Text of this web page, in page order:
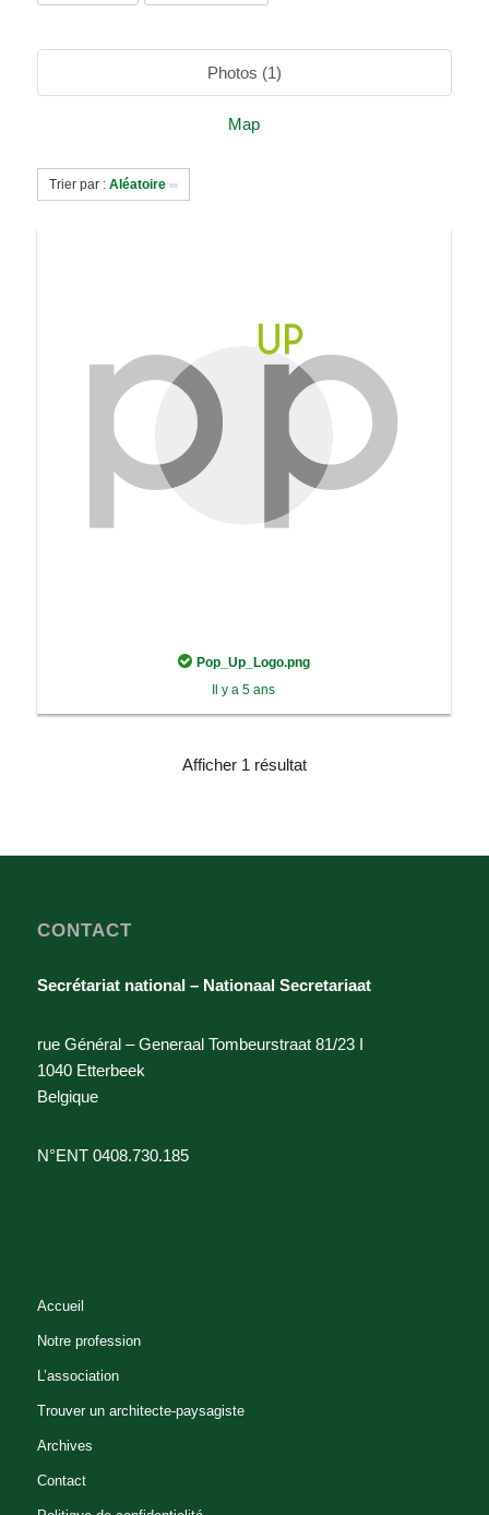
Photos (1)
Map
Trier par : Aléatoire
Pop_Up_Logo.png
Il y a 5 ans
Afficher 1 résultat
CONTACT
Secrétariat national – Nationaal Secretariaat
rue Général – Generaal Tombeurstraat 81/23 I
1040 Etterbeek
Belgique
N°ENT 0408.730.185
Accueil
Notre profession
L’association
Trouver un architecte-paysagiste
Archives
Contact